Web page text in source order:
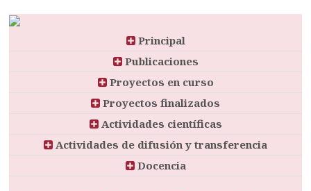
Principal
Publicaciones
Proyectos en curso
Proyectos finalizados
Actividades científicas
Actividades de difusión y transferencia
Docencia